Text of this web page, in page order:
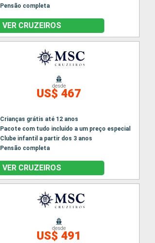
Pensão completa
VER CRUZEIROS
desde
US$ 467
Crianças grátis até 12 anos
Pacote com tudo incluído a um preço especial
Clube infantil a partir dos 3 anos
Pensão completa
VER CRUZEIROS
desde
US$ 491